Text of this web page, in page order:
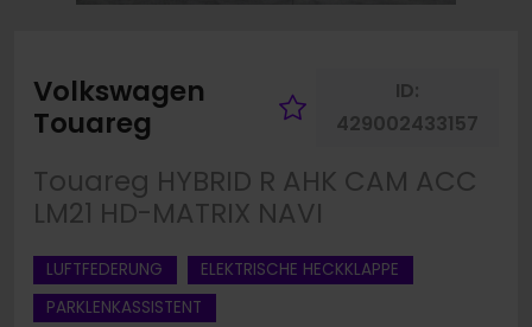
Volkswagen
Touareg
Fahrzeug
ID:
429002433157
Touareg HYBRID R AHK CAM ACC
LM21 HD-MATRIX NAVI
LUFTFEDERUNG
ELEKTRISCHE HECKKLAPPE
PARKLENKASSISTENT